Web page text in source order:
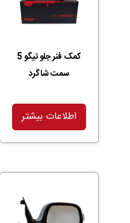
کمک فنر جلو تیگو 5
سمت شاگرد
اطلاعات بیشتر